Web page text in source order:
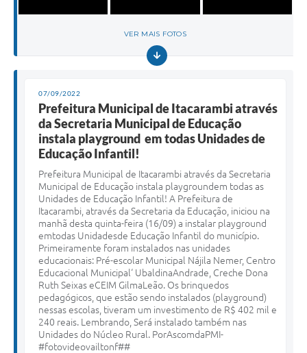
VER MAIS FOTOS
07/09/2022
Prefeitura Municipal de Itacarambi através
da Secretaria Municipal de Educação
instala playground em todas Unidades de
Educação Infantil!
Prefeitura Municipal de Itacarambi através da Secretaria
Municipal de Educação instala playgroundem todas as
Unidades de Educação Infantil! A Prefeitura de
Itacarambi, através da Secretaria da Educação, iniciou na
manhã desta quinta-feira (16/09) a instalar playground
emtodas Unidadesde Educação Infantil do município.
Primeiramente foram instalados nas unidades
educacionais: Pré-escolar Municipal Nájila Nemer, Centro
Educacional Municipal‘ UbaldinaAndrade, Creche Dona
Ruth Seixas eCEIM GilmaLeão. Os brinquedos
pedagógicos, que estão sendo instalados (playground)
nessas escolas, tiveram um investimento de R$ 402 mil e
240 reais. Lembrando, Será instalado também nas
Unidades do Núcleo Rural. PorAscomdaPMI-
#fotovideovailtonf##